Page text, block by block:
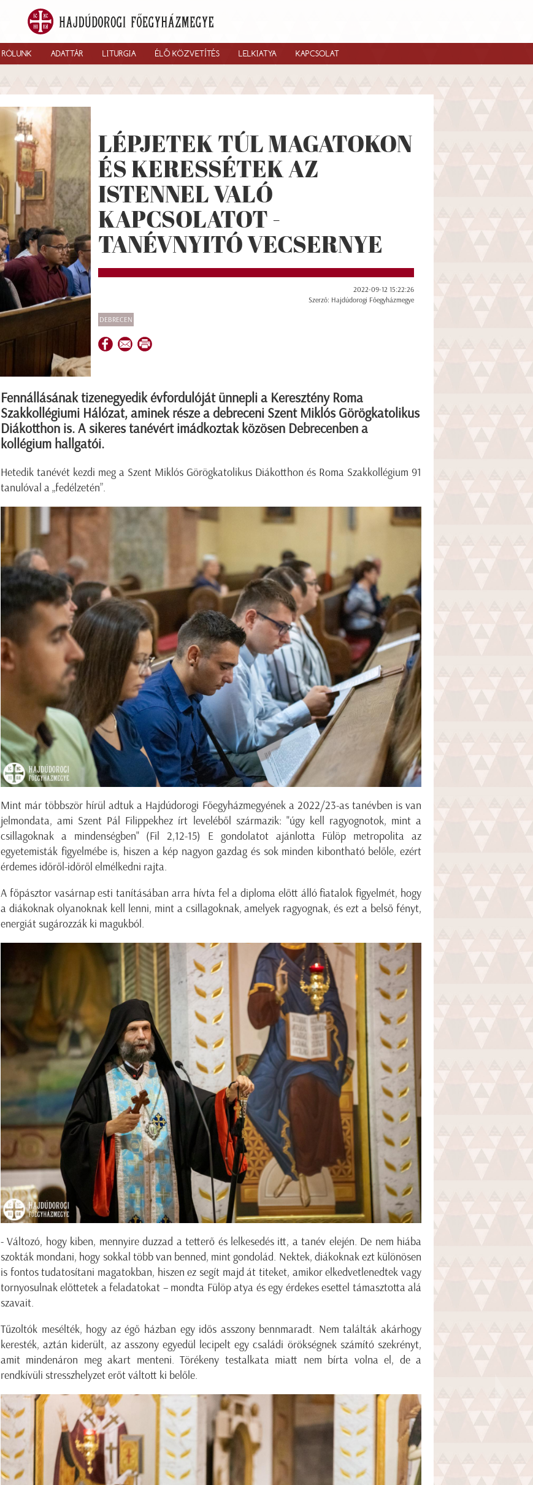
RÓLUNK ADATTÁR LITURGIA ÉLŐ KÖZVETÍTÉS LELKIATYA KAPCSOLAT
LÉPJETEK TÚL MAGATOKON
ÉS KERESSÉTEK AZ
ISTENNEL VALÓ
KAPCSOLATOT -
TANÉVNYITÓ VECSERNYE
2022-09-12 15:22:26
Szerző: Hajdúdorogi Főegyházmegye
DEBRECEN
Fennállásának tizenegyedik évfordulóját ünnepli a Keresztény Roma
Szakkollégiumi Hálózat, aminek része a debreceni Szent Miklós Görögkatolikus
Diákotthon is. A sikeres tanévért imádkoztak közösen Debrecenben a
kollégium hallgatói.
Hetedik tanévét kezdi meg a Szent Miklós Görögkatolikus Diákotthon és Roma Szakkollégium 91
tanulóval a „fedélzetén”.
Mint már többször hírül adtuk a Hajdúdorogi Főegyházmegyének a 2022/23-as tanévben is van
jelmondata, ami Szent Pál Filippekhez írt leveléből származik: "úgy kell ragyognotok, mint a
csillagoknak a mindenségben" (Fil 2,12-15) E gondolatot ajánlotta Fülöp metropolita az
egyetemisták figyelmébe is, hiszen a kép nagyon gazdag és sok minden kibontható belőle, ezért
érdemes időről-időről elmélkedni rajta.
A főpásztor vasárnap esti tanításában arra hívta fel a diploma előtt álló fiatalok figyelmét, hogy
a diákoknak olyanoknak kell lenni, mint a csillagoknak, amelyek ragyognak, és ezt a belső fényt,
energiát sugározzák ki magukból.
- Változó, hogy kiben, mennyire duzzad a tetterő és lelkesedés itt, a tanév elején. De nem hiába
szokták mondani, hogy sokkal több van benned, mint gondolád. Nektek, diákoknak ezt különösen
is fontos tudatosítani magatokban, hiszen ez segít majd át titeket, amikor elkedvetlenedtek vagy
tornyosulnak előttetek a feladatokat – mondta Fülöp atya és egy érdekes esettel támasztotta alá
szavait.
Tűzoltók mesélték, hogy az égő házban egy idős asszony bennmaradt. Nem találták akárhogy
keresték, aztán kiderült, az asszony egyedül lecipelt egy családi örökségnek számító szekrényt,
amit mindenáron meg akart menteni. Törékeny testalkata miatt nem bírta volna el, de a
rendkívüli stresszhelyzet erőt váltott ki belőle.